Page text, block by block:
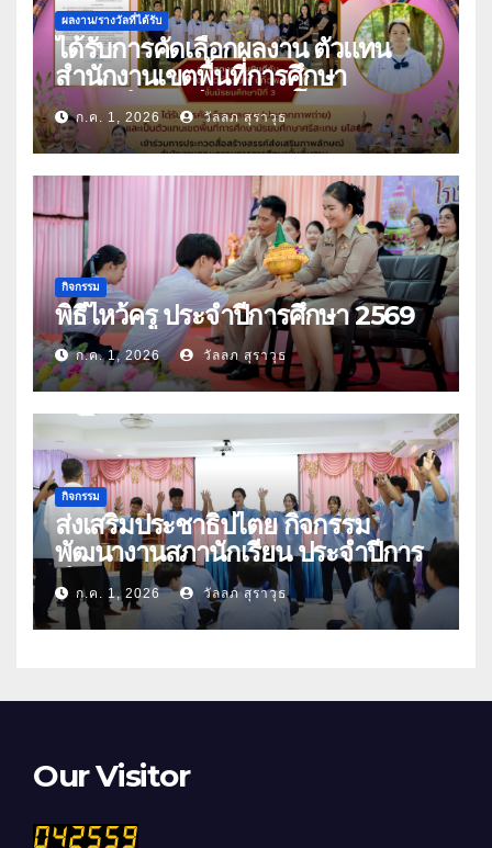
ผลงาน/รางวัลที่ได้รับ
ได้รับการคัดเลือกผลงาน ตัวแทน
สำนักงานเขตพื้นที่การศึกษา
มัธยมศึกษาศรีสะเกษ ยโสธร
ก.ค. 1, 2026 วัลลภ สุราวุธ
กิจกรรม
พิธีไหว้ครู ประจำปีการศึกษา 2569
ก.ค. 1, 2026 วัลลภ สุราวุธ
กิจกรรม
ส่งเสริมประชาธิปไตย กิจกรรม
พัฒนางานสภานักเรียน ประจำปีการ
ศึกษา 2569
ก.ค. 1, 2026 วัลลภ สุราวุธ
Our Visitor